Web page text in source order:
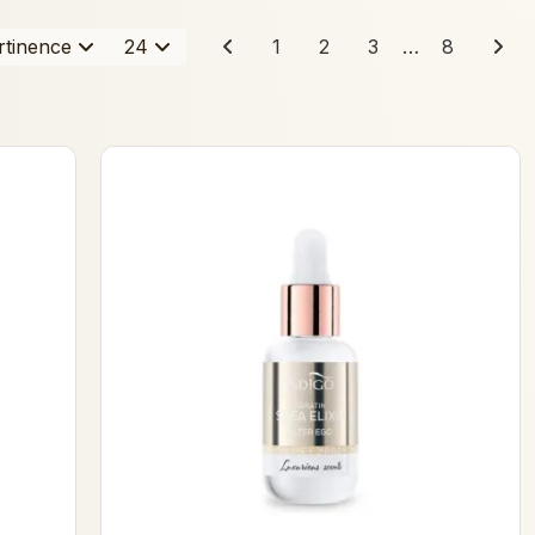
24 1 2 3 … 8